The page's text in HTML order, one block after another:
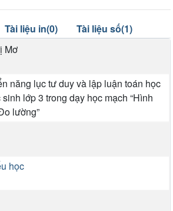
Tài liệu in(0)
Tài liệu số(1)
Mơ
năng lục tư duy và lập luận toán học
lớp 3 trong dạy học mạch “Hình
lường”
học